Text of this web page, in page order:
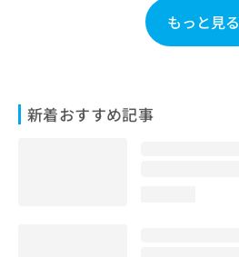
もっと見る
新着おすすめ記事
せ
は